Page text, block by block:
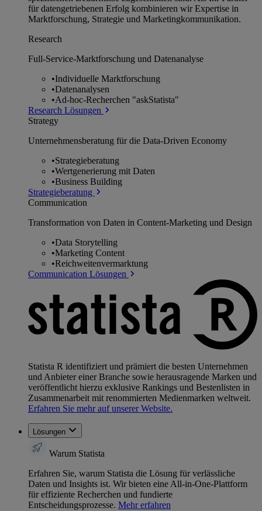
für datengetriebenen Erfolg kombinieren wir Expertise in
Marktforschung, Strategie und Marketingkommunikation.
Research
Full-Service-Marktforschung und Datenanalyse
•Individuelle Marktforschung
•Datenanalysen
•Ad-hoc-Recherchen "askStatista"
Research Lösungen
Strategy
Unternehmens­beratung für die Data-Driven Economy
•Strategieberatung
•Wertgenerierung mit Daten
•Business Building
Strategieberatung
Communication
Transformation von Daten in Content-Marketing und Design
•Data Storytelling
•Marketing Content
•Reichweitenvermarktung
Communication Lösungen
Statista R identifiziert und prämiert die besten Unternehmen
und Anbieter einer Branche sowie herausragende Marken und
veröffentlicht hierzu exklusive Rankings und Bestenlisten in
Zusammenarbeit mit renommierten Medienmarken weltweit.
Erfahren Sie mehr auf unserer Website.
Lösungen
Warum Statista
Erfahren Sie, warum Statista die Lösung für verlässliche
Daten und Insights ist. Wir bieten eine All-in-One-Plattform
für effiziente Recherchen und fundierte
Entscheidungsprozesse. Mehr erfahren